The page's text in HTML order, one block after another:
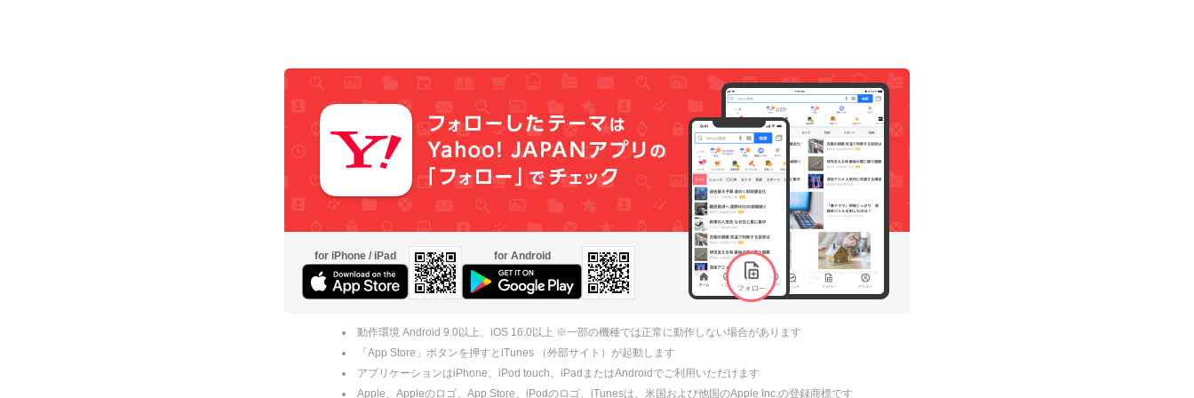
for iPhone / iPad for Android
動作環境 Android 9.0以上、iOS 16.0以上 ※一部の機種では正常に動作しない場合があります
「App Store」ボタンを押すとiTunes （外部サイト）が起動します
アプリケーションはiPhone、iPod touch、iPadまたはAndroidでご利用いただけます
Apple、Appleのロゴ、App Store、iPodのロゴ、iTunesは、米国および他国のApple Inc.の登録商標です